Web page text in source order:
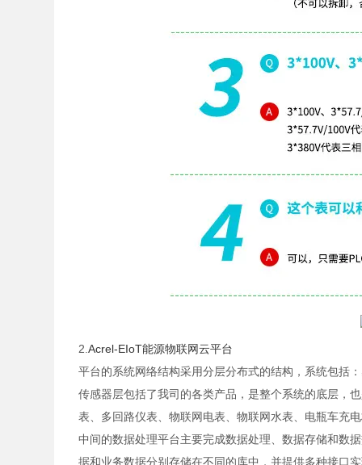
2.Acrel-EIoT能源物联网云平台
平台的系统网络结构采用分层分布式的结构，系统包括
传感器层包括了我司的各类产品，是整个系统的底层，
表、多回路仪表、物联网电表、物联网水表、电瓶车充
中间的数据处理平台主要完成数据处理、数据存储和数
据和业务数据分别存储在不同的库中，并提供多种接口